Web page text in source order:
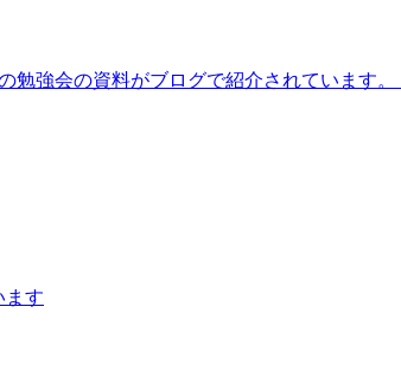
勉強会の資料がブログで紹介されています。
ます